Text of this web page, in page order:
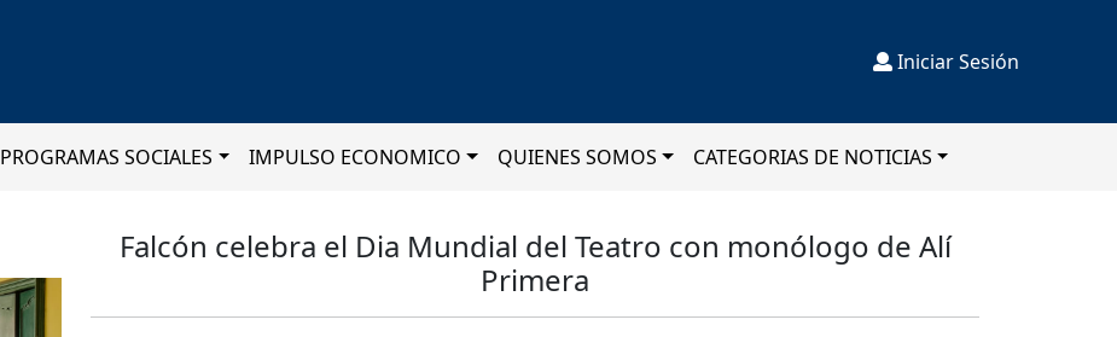
Iniciar Sesión
PROGRAMAS SOCIALES IMPULSO ECONOMICO QUIENES SOMOS CATEGORIAS DE NOTICIAS
Falcón celebra el Dia Mundial del Teatro con monólogo de Alí
Primera